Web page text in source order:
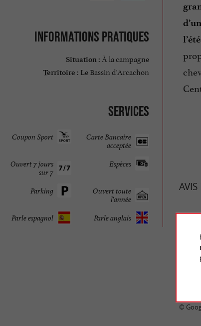
Informations pratiques
Situation : À la campagne
Territoire : Le Bassin d'Arcachon
Services
Carte Bancaire
acceptée
Coupon Sport
Espèces
Ouvert 7 jours
sur 7
Ouvert toute
l'année
Parking
Parle anglais
Parle espagnol
l’été
©